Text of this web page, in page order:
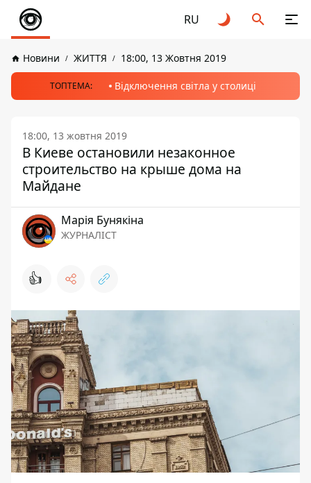
RU
Новини ЖИТТЯ 18:00, 13 Жовтня 2019
ТОПТЕМА: Відключення світла у столиці
18:00, 13 жовтня 2019
В Киеве остановили незаконное
строительство на крыше дома на
Майдане
Марія Бунякіна
ЖУРНАЛІСТ
👍